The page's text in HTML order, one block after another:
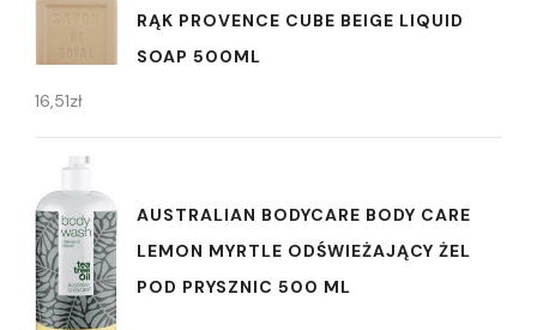
RĄK PROVENCE CUBE BEIGE LIQUID
SOAP 500ML
16,51zł
AUSTRALIAN BODYCARE BODY CARE
LEMON MYRTLE ODŚWIEŻAJĄCY ŻEL
POD PRYSZNIC 500 ML